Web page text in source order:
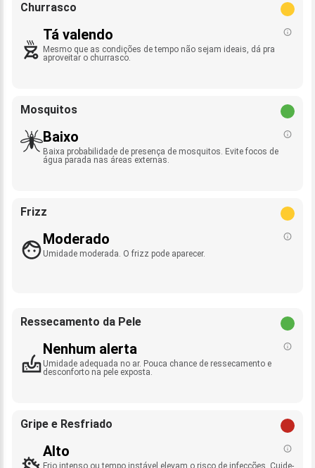
Churrasco
Tá valendo
Mesmo que as condições de tempo não sejam ideais, dá pra
aproveitar o churrasco.
Mosquitos
Baixo
Baixa probabilidade de presença de mosquitos. Evite focos de
água parada nas áreas externas.
Frizz
Moderado
Umidade moderada. O frizz pode aparecer.
Ressecamento da Pele
Nenhum alerta
Umidade adequada no ar. Pouca chance de ressecamento e
desconforto na pele exposta.
Gripe e Resfriado
Alto
Frio intenso ou tempo instável elevam o risco de infecções. Cuide-